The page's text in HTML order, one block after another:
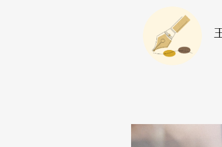
看。所以，即使看过《理查三世和他
看。」我只能一笑置之，因为这戏就
跟演员强调的，不要将自己视为学生